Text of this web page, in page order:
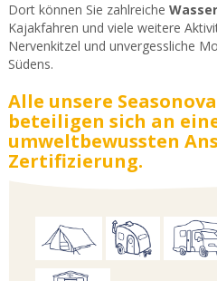
Dort können Sie zahlreiche
Kajakfahren und viele weitere
Nervenkitzel und unvergessliche
Südens.
Alle unsere
beteiligen sich an
umweltbewussten
Zertifizierung.